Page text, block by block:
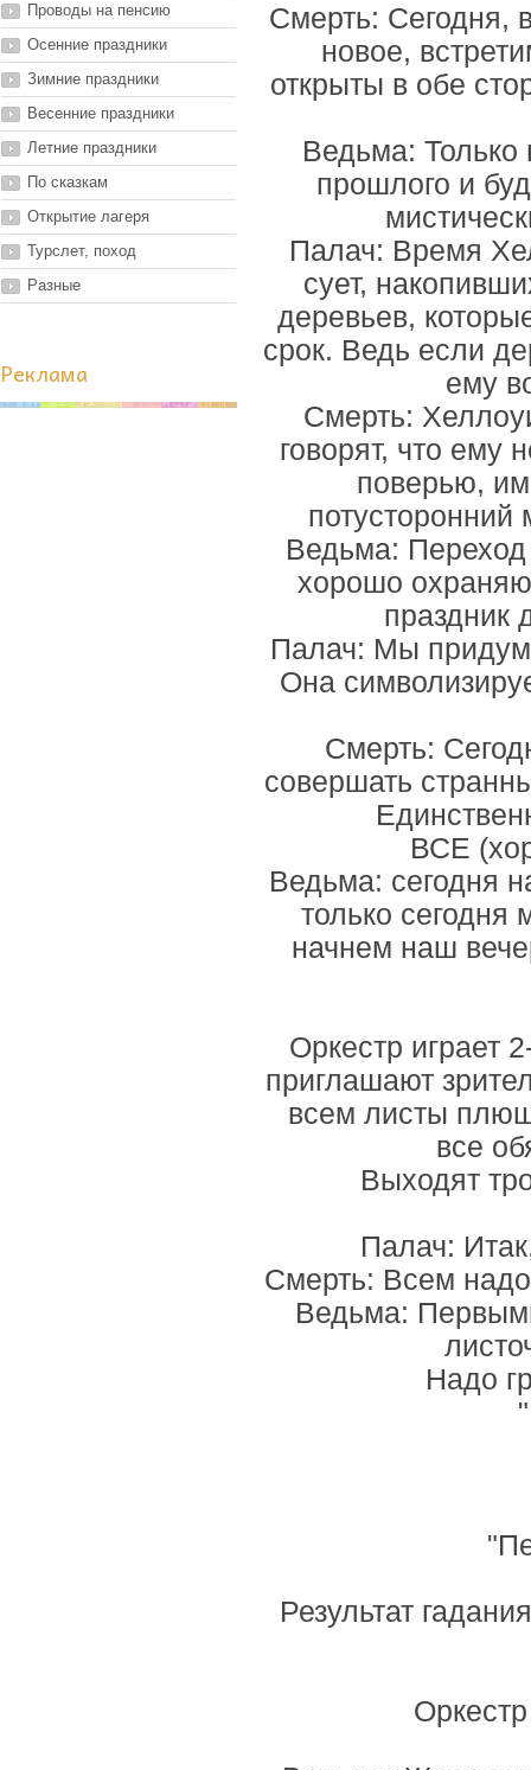
Проводы на пенсию
Осенние праздники
Зимние праздники
Весенние праздники
Летние праздники
По сказкам
Открытие лагеря
Турслет, поход
Разные
Реклама
Смерть: Сегодня,
новое,
открыты в обе
Ведьма: Только
прошлого и
Палач: Время
сует,
деревьев,
срок. Ведь если
ему
Смерть:
говорят, что ему
поверью,
Ведьма:
хорошо
праздник
Палач: Мы
Она
Смерть:
совершать
ВСЕ
Ведьма: сегодня
только сегодня
начнем наш
Оркестр играет
приглашают
всем листы
все
Выходят
Палач:
Смерть: Всем надо
Ведьма:
Надо
Результат